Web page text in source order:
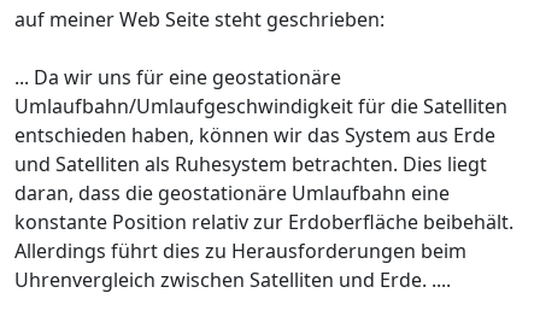
auf meiner Web Seite steht geschrieben:
... Da wir uns für eine geostationäre
Umlaufbahn/Umlaufgeschwindigkeit für die Satelliten
entschieden haben, können wir das System aus Erde
und Satelliten als Ruhesystem betrachten. Dies liegt
daran, dass die geostationäre Umlaufbahn eine
konstante Position relativ zur Erdoberfläche beibehält.
Allerdings führt dies zu Herausforderungen beim
Uhrenvergleich zwischen Satelliten und Erde. ....